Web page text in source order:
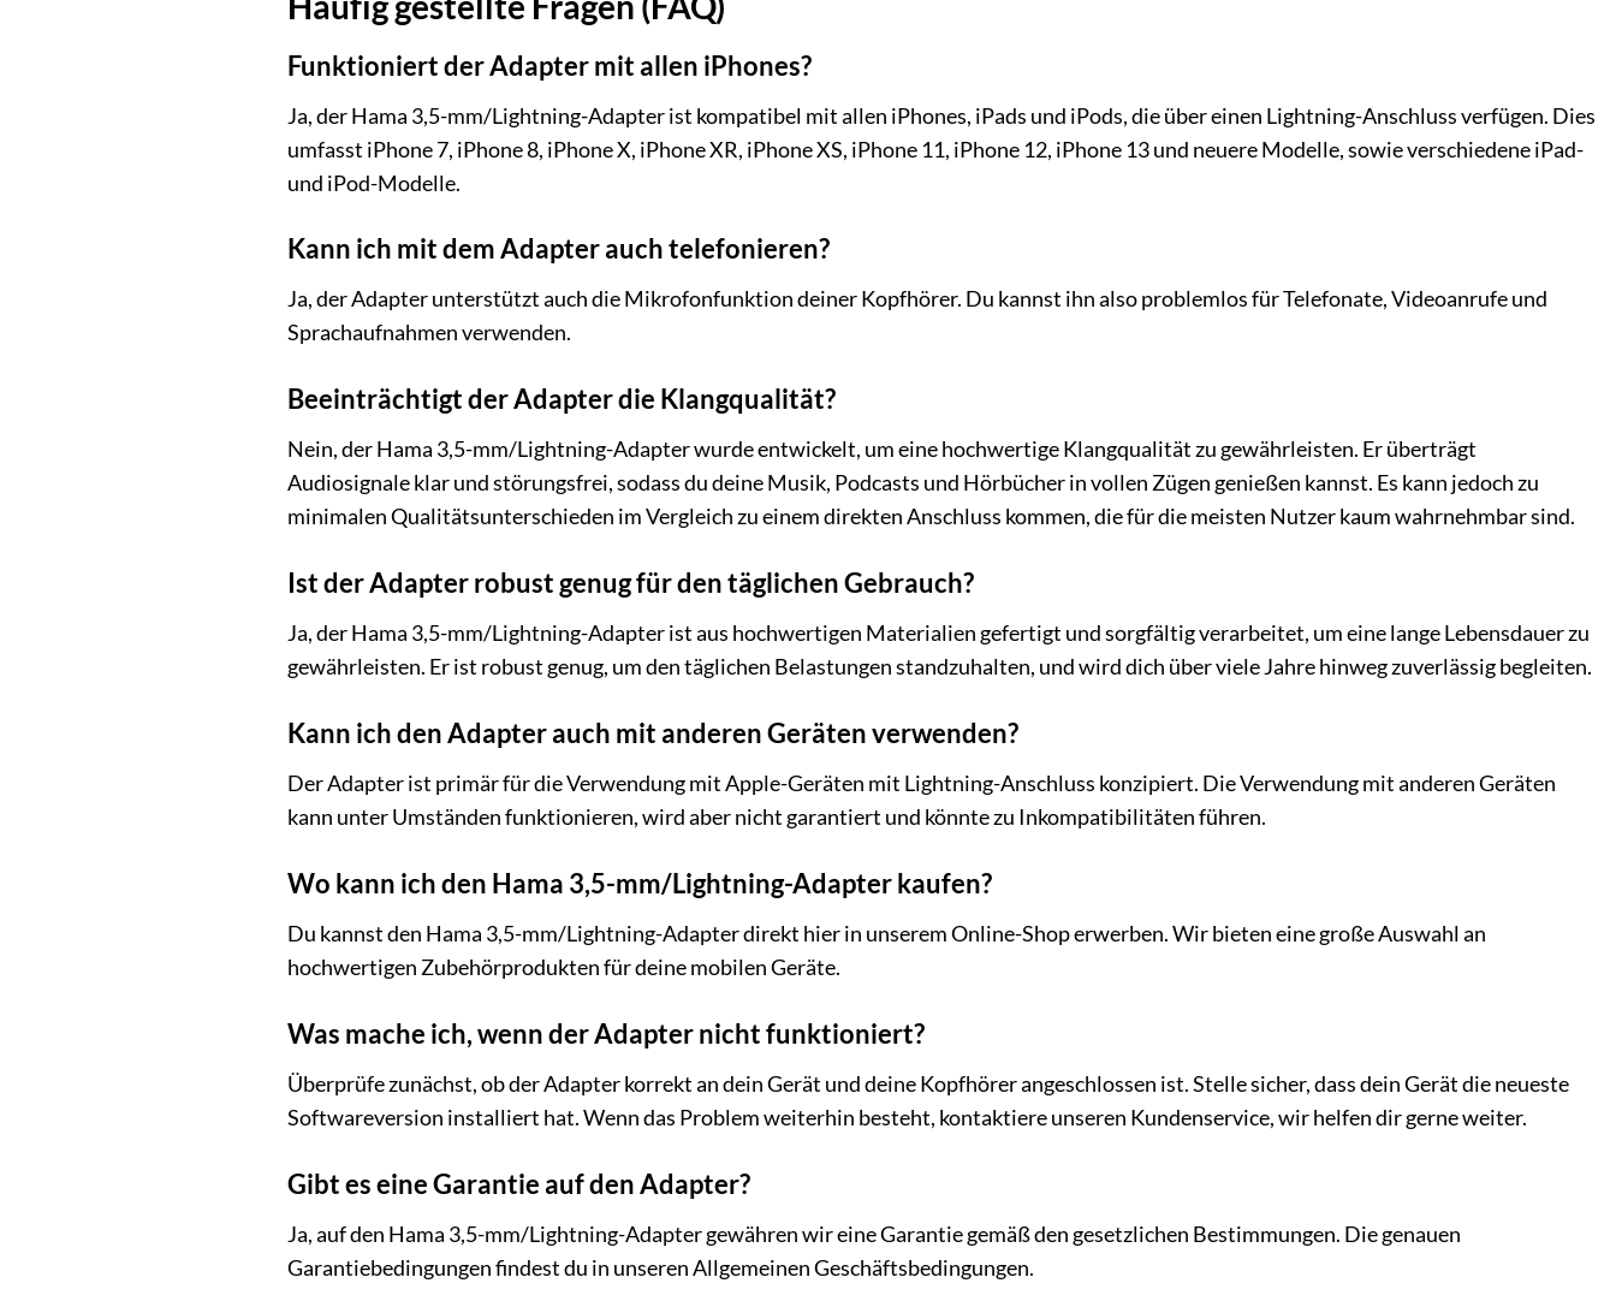
Funktioniert der Adapter mit allen iPhones?
Ja, der Hama 3,5-mm/Lightning-Adapter ist kompatibel mit allen iPhones, iPads und iPods, die über einen Lightning-Anschluss verfügen. Dies
umfasst iPhone 7, iPhone 8, iPhone X, iPhone XR, iPhone XS, iPhone 11, iPhone 12, iPhone 13 und neuere Modelle, sowie verschiedene iPad-
und iPod-Modelle.
Kann ich mit dem Adapter auch telefonieren?
Ja, der Adapter unterstützt auch die Mikrofonfunktion deiner Kopfhörer. Du kannst ihn also problemlos für Telefonate, Videoanrufe und
Sprachaufnahmen verwenden.
Beeinträchtigt der Adapter die Klangqualität?
Nein, der Hama 3,5-mm/Lightning-Adapter wurde entwickelt, um eine hochwertige Klangqualität zu gewährleisten. Er überträgt
Audiosignale klar und störungsfrei, sodass du deine Musik, Podcasts und Hörbücher in vollen Zügen genießen kannst. Es kann jedoch zu
minimalen Qualitätsunterschieden im Vergleich zu einem direkten Anschluss kommen, die für die meisten Nutzer kaum wahrnehmbar sind.
Ist der Adapter robust genug für den täglichen Gebrauch?
Ja, der Hama 3,5-mm/Lightning-Adapter ist aus hochwertigen Materialien gefertigt und sorgfältig verarbeitet, um eine lange Lebensdauer zu
gewährleisten. Er ist robust genug, um den täglichen Belastungen standzuhalten, und wird dich über viele Jahre hinweg zuverlässig begleiten.
Kann ich den Adapter auch mit anderen Geräten verwenden?
Der Adapter ist primär für die Verwendung mit Apple-Geräten mit Lightning-Anschluss konzipiert. Die Verwendung mit anderen Geräten
kann unter Umständen funktionieren, wird aber nicht garantiert und könnte zu Inkompatibilitäten führen.
Wo kann ich den Hama 3,5-mm/Lightning-Adapter kaufen?
Du kannst den Hama 3,5-mm/Lightning-Adapter direkt hier in unserem Online-Shop erwerben. Wir bieten eine große Auswahl an
hochwertigen Zubehörprodukten für deine mobilen Geräte.
Was mache ich, wenn der Adapter nicht funktioniert?
Überprüfe zunächst, ob der Adapter korrekt an dein Gerät und deine Kopfhörer angeschlossen ist. Stelle sicher, dass dein Gerät die neueste
Softwareversion installiert hat. Wenn das Problem weiterhin besteht, kontaktiere unseren Kundenservice, wir helfen dir gerne weiter.
Gibt es eine Garantie auf den Adapter?
Ja, auf den Hama 3,5-mm/Lightning-Adapter gewähren wir eine Garantie gemäß den gesetzlichen Bestimmungen. Die genauen
Garantiebedingungen findest du in unseren Allgemeinen Geschäftsbedingungen.